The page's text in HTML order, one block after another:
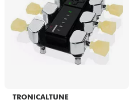
TRONICALTUNE